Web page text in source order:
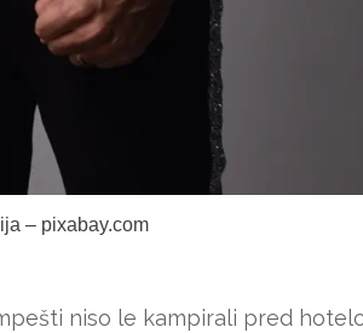
– pixabay.com
niso le kampirali pred